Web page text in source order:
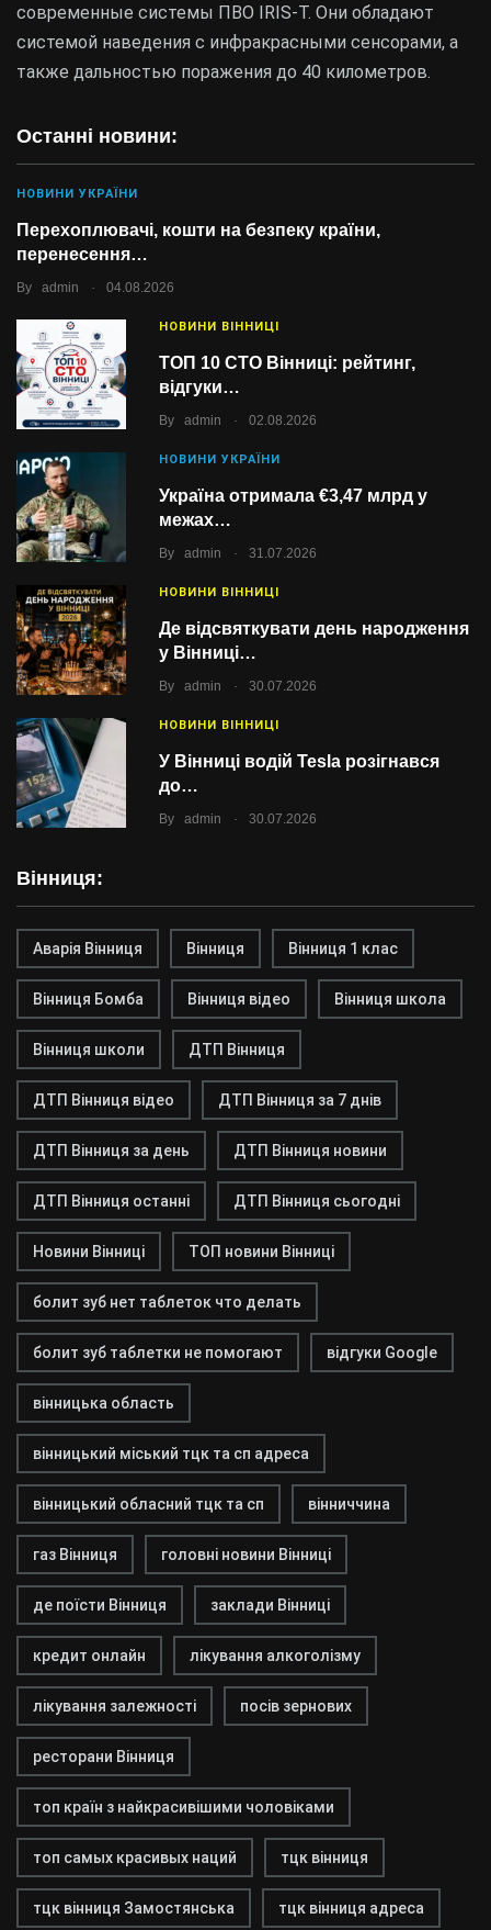
Останні новини:
НОВИНИ УКРАЇНИ
Перехоплювачі, кошти на безпеку країни,
перенесення…
By admin . 04.08.2026
НОВИНИ ВІННИЦІ
ТОП 10 СТО Вінниці: рейтинг,
відгуки…
By admin . 02.08.2026
НОВИНИ УКРАЇНИ
Україна отримала €3,47 млрд у
межах…
By admin . 31.07.2026
НОВИНИ ВІННИЦІ
Де відсвяткувати день народження
у Вінниці…
By admin . 30.07.2026
НОВИНИ ВІННИЦІ
У Вінниці водій Tesla розігнався
до…
By admin . 30.07.2026
Вінниця:
Аварія Вінниця Вінниця Вінниця 1 клас
Вінниця Бомба Вінниця відео Вінниця школа
Вінниця школи ДТП Вінниця
ДТП Вінниця відео ДТП Вінниця за 7 днів
ДТП Вінниця за день ДТП Вінниця новини
ДТП Вінниця останні ДТП Вінниця сьогодні
Новини Вінниці ТОП новини Вінниці
болит зуб нет таблеток что делать
болит зуб таблетки не помогают відгуки Google
вінницька область
вінницький міський тцк та сп адреса
вінницький обласний тцк та сп вінниччина
газ Вінниця головні новини Вінниці
де поїсти Вінниця заклади Вінниці
кредит онлайн лікування алкоголізму
лікування залежності посів зернових
ресторани Вінниця
топ країн з найкрасивішими чоловіками
топ самых красивых наций тцк вінниця
тцк вінниця Замостянська тцк вінниця адреса
современные системы ПВО IRIS-T. Они обладают
системой наведения с инфракрасными сенсорами, а
также дальностью поражения до 40 километров.